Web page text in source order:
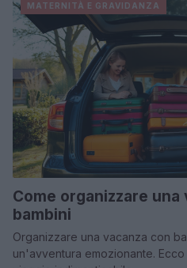
MATERNITÀ E GRAVIDANZA
Come organizzare
bambini
Organizzare una vacanza con
un'avventura emozionante.